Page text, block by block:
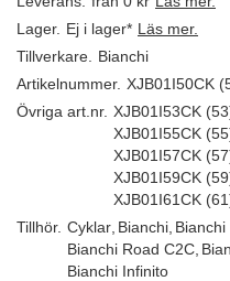
Lager. Ej i lager* Läs mer.
Tillverkare.
Bianchi
Artikelnummer. XJB01I50CK
Övriga art.nr. XJB01I53CK
XJB01I55CK
XJB01I57CK
XJB01I59CK
XJB01I61CK
Tillhör. Cyklar Bianchi
Bianchi Road C2C
Bianchi Infinito